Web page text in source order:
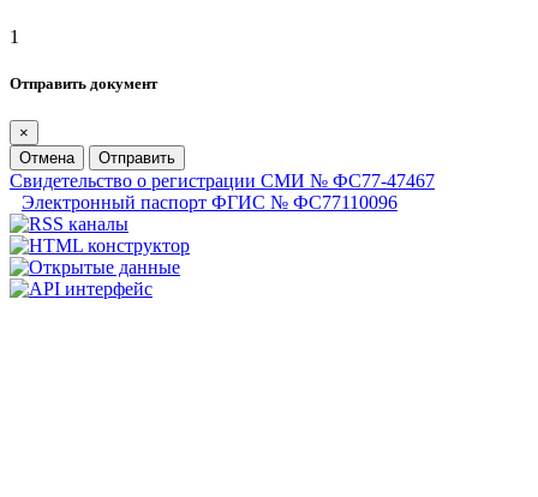
1
Отправить документ
×
Отмена
Отправить
Свидетельство о регистрации СМИ № ФС77-47467
Электронный паспорт ФГИС № ФС77110096